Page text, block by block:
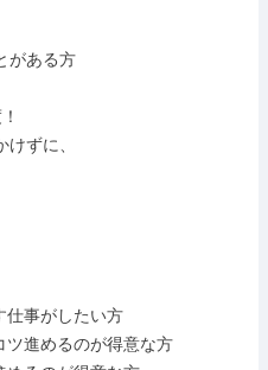
がある方
ずに、
仕事がしたい方
ツ進めるのが得意な方